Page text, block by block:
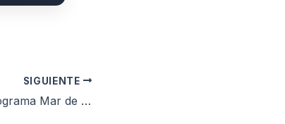
SIGUIENTE
Exitoso cierre del Programa Mar de Chicos en Playa Deportiva Varese